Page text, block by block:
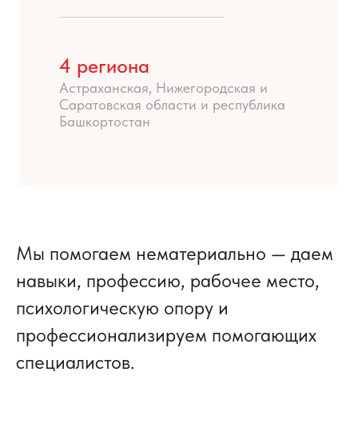
4 региона
Астраханская, Нижегородская и
Саратовская области и республика
Башкортостан
Мы помогаем нематериально — даем
навыки, профессию, рабочее место,
психологическую опору и
профессионализируем помогающих
специалистов.